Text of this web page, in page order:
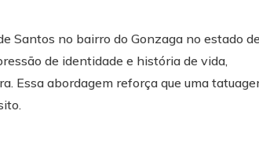
Santos no bairro do Gonzaga no estado
de identidade e história de vida,
Essa abordagem reforça que uma